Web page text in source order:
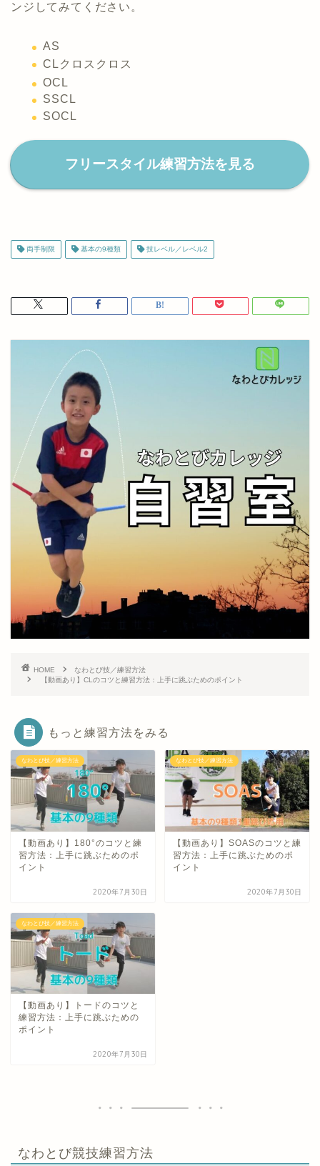
ンジしてみてください。
AS
CLクロスクロス
OCL
SSCL
SOCL
フリースタイル練習方法を見る
両手制限 基本の9種類 技レベル／レベル2
HOME
なわとび技／練習方法
【動画あり】CLのコツと練習方法：上手に跳ぶためのポイント
もっと練習方法をみる
なわとび技／練習方法
【動画あり】180°のコツと練
習方法：上手に跳ぶためのポ
イント
2020年7月30日
なわとび技／練習方法
【動画あり】SOASのコツと練
習方法：上手に跳ぶためのポ
イント
2020年7月30日
なわとび技／練習方法
【動画あり】トードのコツと
練習方法：上手に跳ぶための
ポイント
2020年7月30日
なわとび競技練習方法